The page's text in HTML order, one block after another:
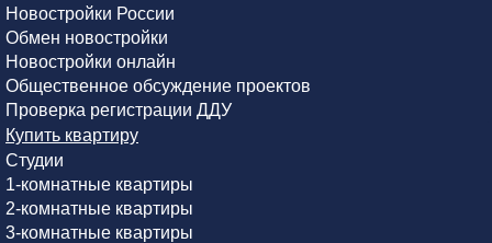
Новостройки России
Обмен новостройки
Новостройки онлайн
Общественное обсуждение проектов
Проверка регистрации ДДУ
Купить квартиру
Студии
1-комнатные квартиры
2-комнатные квартиры
3-комнатные квартиры